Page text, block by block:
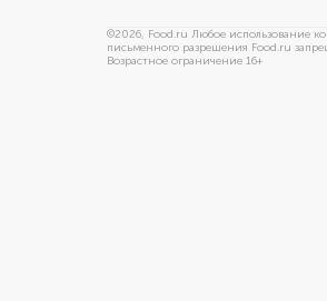
©2026, Food.ru Любое использование
письменного разрешения Food.ru
Возрастное ограничение 16+